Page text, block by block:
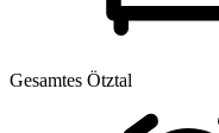
Gesamtes Ötztal